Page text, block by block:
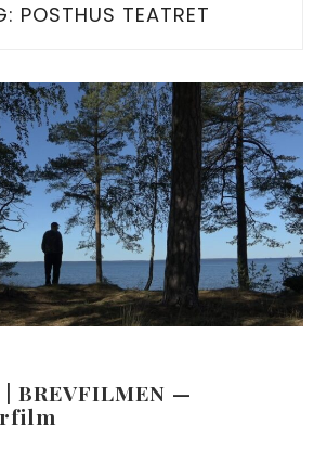
POSTHUS TEATRET
BREVFILMEN —